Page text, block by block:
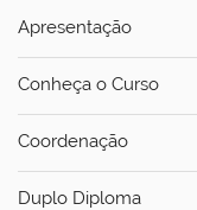
Apresentação
Conheça o Curso
Coordenação
Duplo Diploma